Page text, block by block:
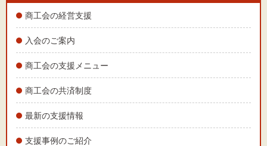
文字サイズ
商工会の経営支援
入会のご案内
商工会の支援メニュー
商工会の共済制度
最新の支援情報
支援事例のご紹介